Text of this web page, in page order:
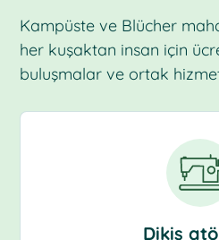
Kampüste ve Blücher
her kuşaktan insan için
buluşmalar ve ortak
Dikiş